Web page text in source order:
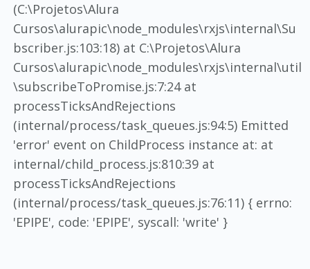
(C:\Projetos\Alura
Cursos\alurapic\node_modules\rxjs\internal\Su
bscriber.js:103:18) at C:\Projetos\Alura
Cursos\alurapic\node_modules\rxjs\internal\util
\subscribeToPromise.js:7:24 at
processTicksAndRejections
(internal/process/task_queues.js:94:5) Emitted
'error' event on ChildProcess instance at: at
internal/child_process.js:810:39 at
processTicksAndRejections
(internal/process/task_queues.js:76:11) { errno:
'EPIPE', code: 'EPIPE', syscall: 'write' }